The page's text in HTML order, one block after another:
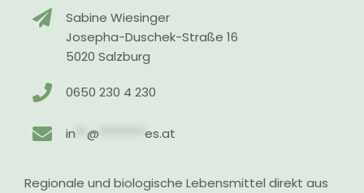
Sabine Wiesinger
Josepha-Duschek-Straße 16
5020 Salzburg
0650 230 4 230
in **@ ********es.at
Regionale und biologische Lebensmittel direkt aus